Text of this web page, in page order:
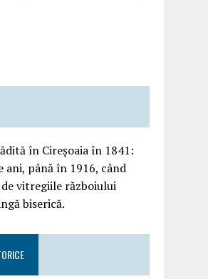
în Cireșoaia în 1841:
până în 1916, când
vitregiile războiului
biserică.